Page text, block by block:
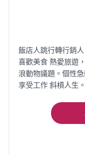
飯店人跳行轉行銷
喜歡美食 熱愛旅遊
浪動物議題。個性
享受工作 斜槓人生。